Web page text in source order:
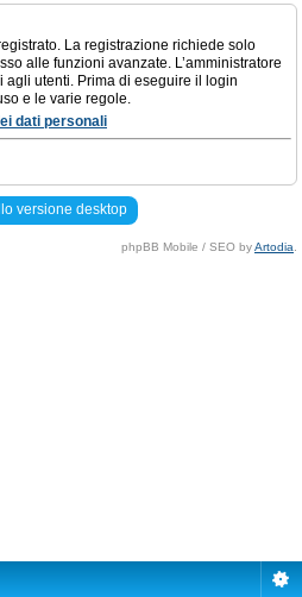
La registrazione richiede solo
alle funzioni avanzate. L’amministratore
utenti. Prima di eseguire il login
e le varie regole.
dati personali
versione desktop
phpBB Mobile / SEO byArtodia